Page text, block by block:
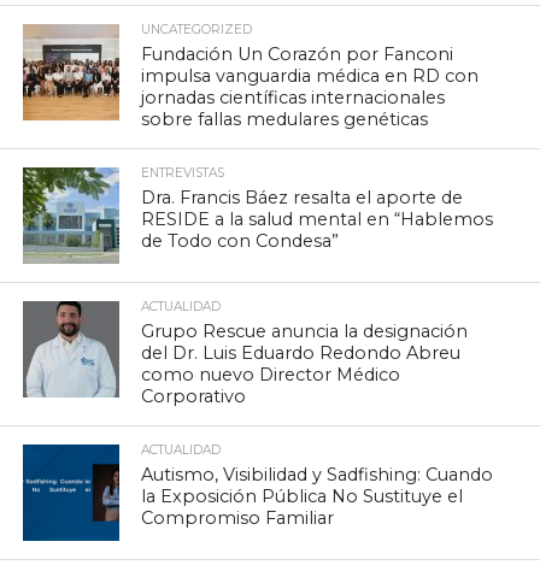
UNCATEGORIZED
Fundación Un Corazón por Fanconi
impulsa vanguardia médica en RD con
jornadas científicas internacionales
sobre fallas medulares genéticas
ENTREVISTAS
Dra. Francis Báez resalta el aporte de
RESIDE a la salud mental en “Hablemos
de Todo con Condesa”
ACTUALIDAD
Grupo Rescue anuncia la designación
del Dr. Luis Eduardo Redondo Abreu
como nuevo Director Médico
Corporativo
ACTUALIDAD
Autismo, Visibilidad y Sadfishing: Cuando
la Exposición Pública No Sustituye el
Compromiso Familiar